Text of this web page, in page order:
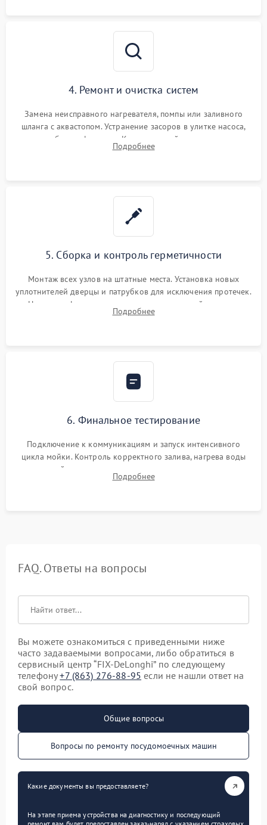
4. Ремонт и очистка систем
Замена неисправного нагревателя, помпы или заливного
шланга с аквастопом. Устранение засоров в улитке насоса,
патрубках и фильтрах. Компонентный ремонт платы
управления, восстановление поврежденной проводки.
Подробнее
5. Сборка и контроль герметичности
Монтаж всех узлов на штатные места. Установка новых
уплотнителей дверцы и патрубков для исключения протечек.
Надежная фиксация хомутов гидравлической системы,
сборка корпуса и установка датчика поплавка.
Подробнее
6. Финальное тестирование
Подключение к коммуникациям и запуск интенсивного
цикла мойки. Контроль корректного залива, нагрева воды
до нужной температуры, отсутствия посторонних шумов,
штатного слива и абсолютной сухости в поддоне.
Подробнее
FAQ. Ответы на вопросы
Вы можете ознакомиться с приведенными ниже
часто задаваемыми вопросами, либо обратиться в
сервисный центр “FIX-DeLonghi” по следующему
телефону+7 (863) 276-88-95 если не нашли ответ на
свой вопрос.
Общие вопросы
Вопросы по ремонту посудомоечных машин
Какие документы вы предоставляете?
На этапе приема устройства на диагностику и последующий